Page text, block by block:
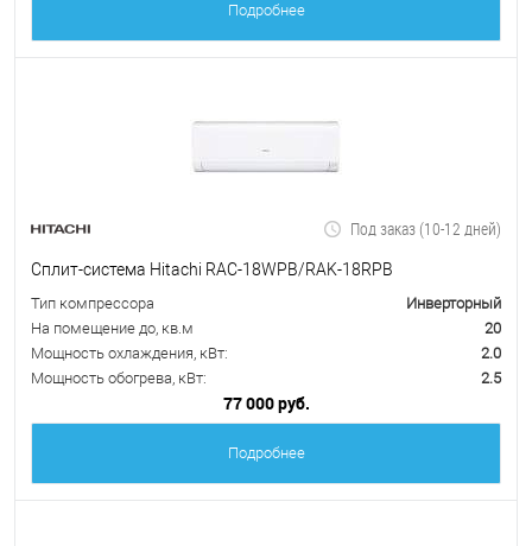
Подробнее
Под заказ (10-12 дней)
Сплит-система Hitachi RAC-18WPB/RAK-18RPB
Тип компрессора
Инверторный
На помещение до, кв.м
20
Мощность охлаждения, кВт:
2.0
Мощность обогрева, кВт:
2.5
77 000 руб.
Подробнее